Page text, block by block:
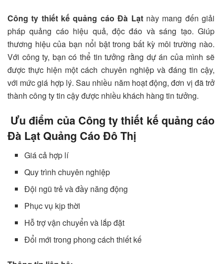
Công ty thiết kế quảng cáo Đà Lạt này mang đến giải
pháp quảng cáo hiệu quả, độc đáo và sáng tạo. Giúp
thương hiệu của bạn nổi bật trong bất kỳ môi trường nào.
Với công ty, bạn có thể tin tưởng rằng dự án của mình sẽ
được thực hiện một cách chuyên nghiệp và đáng tin cậy,
với mức giá hợp lý. Sau nhiều năm hoạt động, đơn vị đã trở
thành công ty tin cậy được nhiều khách hàng tin tưởng.
Ưu điểm của Công ty thiết kế quảng cáo
Đà Lạt Quảng Cáo Đô Thị
Giá cả hợp lí
Quy trình chuyên nghiệp
Đội ngũ trẻ và đầy năng động
Phục vụ kịp thời
Hỗ trợ vận chuyển và lắp đặt
Đổi mới trong phong cách thiết kế